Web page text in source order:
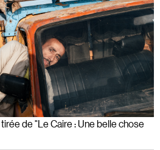
de "Le Caire : Une belle chose